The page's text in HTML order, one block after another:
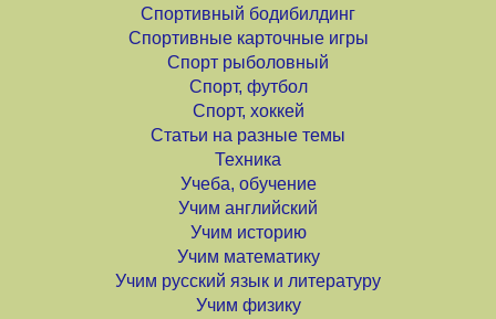
Спортивный бодибилдинг
Спортивные карточные игры
Спорт рыболовный
Спорт, футбол
Спорт, хоккей
Статьи на разные темы
Техника
Учеба, обучение
Учим английский
Учим историю
Учим математику
Учим русский язык и литературу
Учим физику